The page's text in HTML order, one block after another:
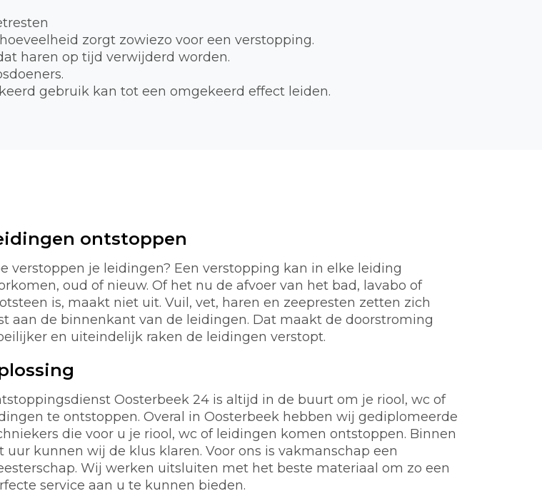
zorgt zowiezo voor een verstopping.
haren op tijd verwijderd worden.
gebruik kan tot een omgekeerd effect leiden.
ontstoppen
verstoppen je leidingen? Een verstopping kan in elke leiding
oud of nieuw. Of het nu de afvoer van het bad, lavabo of
is, maakt niet uit. Vuil, vet, haren en zeepresten zetten zich
aan de binnenkant van de leidingen. Dat maakt de doorstroming
en uiteindelijk raken de leidingen verstopt.
Oosterbeek 24 is altijd in de buurt om je riool, wc of
te ontstoppen. Overal in Oosterbeek hebben wij gediplomeerde
die voor u je riool, wc of leidingen komen ontstoppen. Binnen
uur kunnen wij de klus klaren. Voor ons is vakmanschap een
Wij werken uitsluiten met het beste materiaal om zo een
service aan u te kunnen bieden.